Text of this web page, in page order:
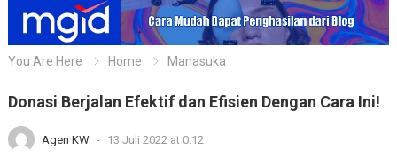
You Are Here Home Manasuka
Donasi Berjalan Efektif dan Efisien Dengan Cara Ini!
Agen KW - 13 Juli 2022 at 0:12